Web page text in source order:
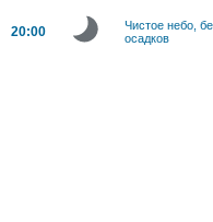
20:00
Чистое небо,
осадков